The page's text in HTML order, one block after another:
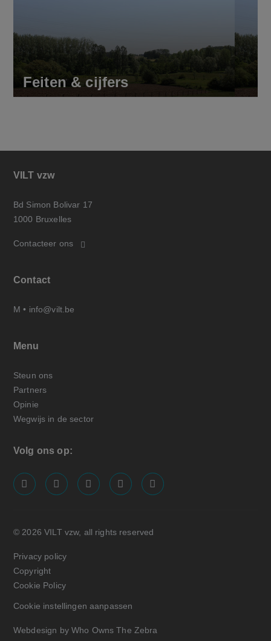
Feiten & cijfers
VILT vzw
Bd Simon Bolivar 17
1000 Bruxelles
Contacteer ons
Contact
M • info@vilt.be
Menu
Steun ons
Partners
Opinie
Wegwijs in de sector
Volg ons op:
screenreader.visit us on our facebook page: https://
screenreader.visit us on our linkedin page:
screenreader.visit us on our
screenreader.visit us on our x
screenreader.visit us on
© 2026 VILT vzw, all rights reserved
Privacy policy
Copyright
Cookie Policy
Cookie instellingen aanpassen
Webdesign by Who Owns The Zebra